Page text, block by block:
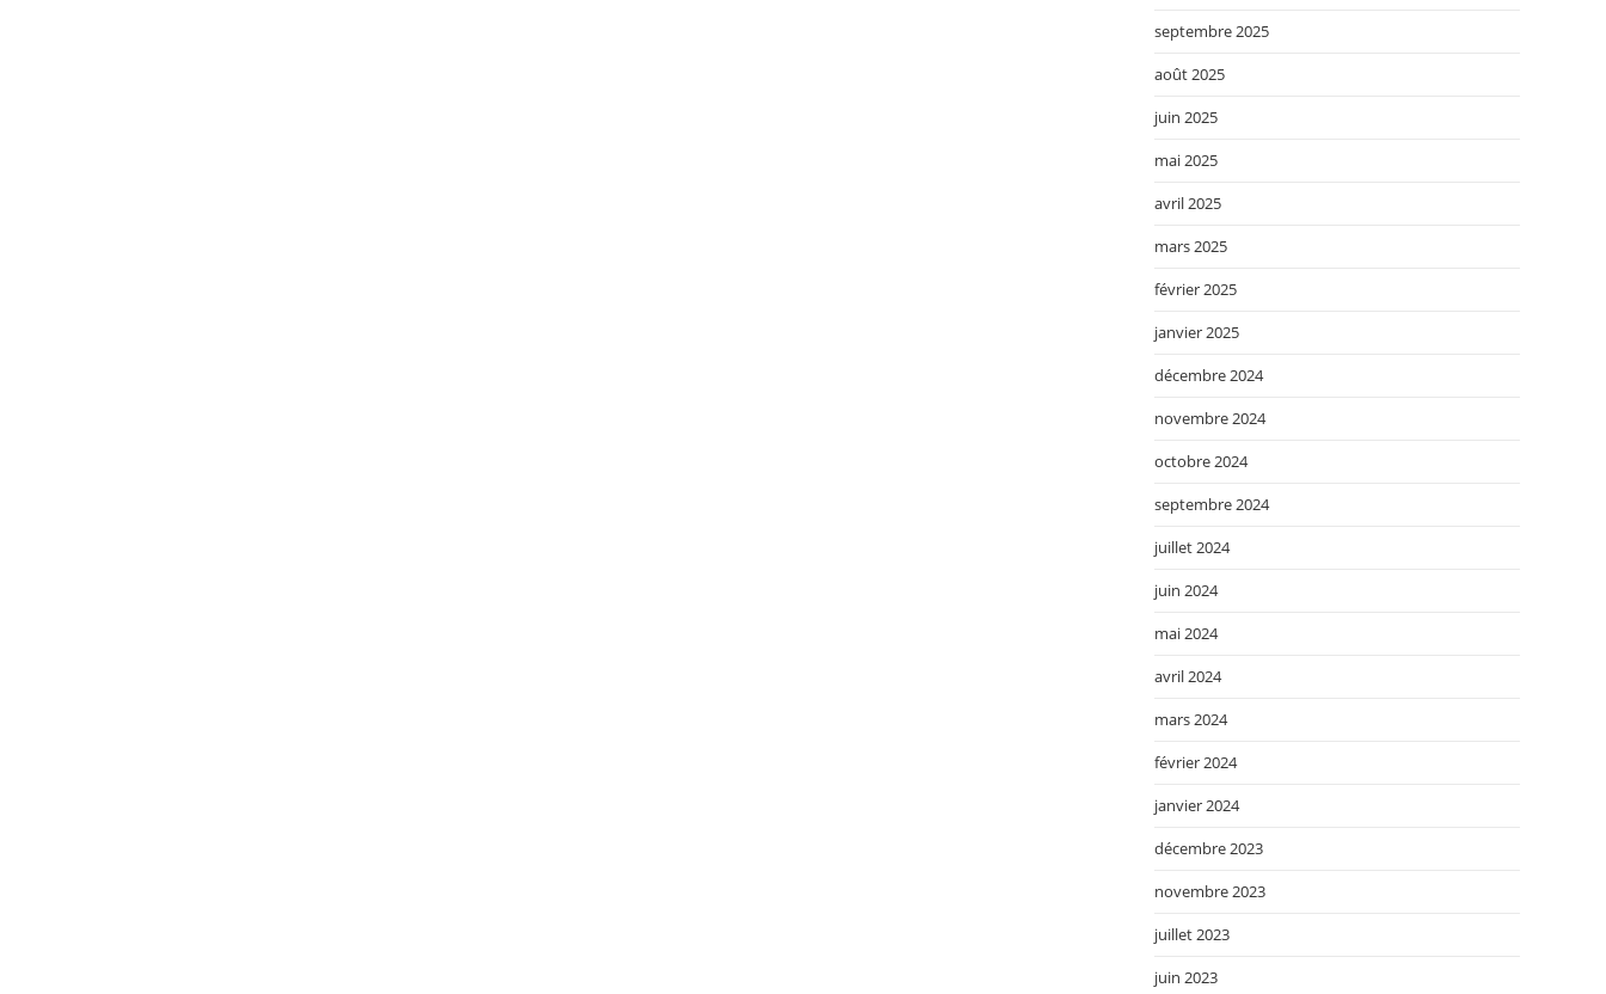
septembre 2025
août 2025
juin 2025
mai 2025
avril 2025
mars 2025
février 2025
janvier 2025
décembre 2024
novembre 2024
octobre 2024
septembre 2024
juillet 2024
juin 2024
mai 2024
avril 2024
mars 2024
février 2024
janvier 2024
décembre 2023
novembre 2023
juillet 2023
juin 2023